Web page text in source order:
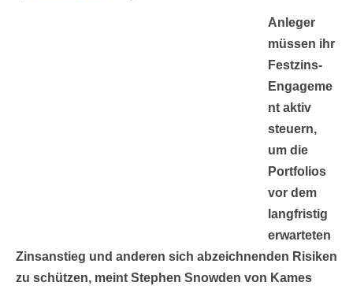
Anleger
müssen ihr
Festzins-
Engageme
nt aktiv
steuern,
um die
Portfolios
vor dem
langfristig
erwarteten
Zinsanstieg und anderen sich abzeichnenden Risiken
zu schützen, meint Stephen Snowden von Kames